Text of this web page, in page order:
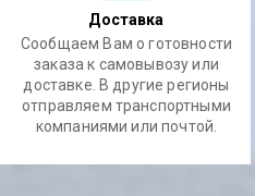
Доставка
Сообщаем Вам о готовности
заказа к самовывозу или
доставке. В другие регионы
отправляем транспортными
компаниями или почтой.